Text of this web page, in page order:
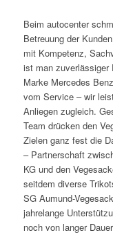
Beim autocenter
Betreuung der
mit Kompetenz,
ist man zuverlässiger
Marke Mercedes
vom Service – wir
Anliegen zugleich.
Team drücken den
Zielen ganz fest die
– Partnerschaft
KG und den
seitdem diverse
SG Aumund-
jahrelange
noch von langer